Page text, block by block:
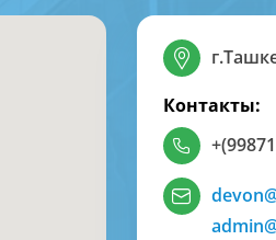
Контакты: